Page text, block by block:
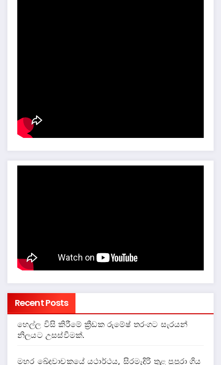
Recent Posts
හෙල්ල විසි කිරීමේ ක්‍රීඩක රුමේෂ් තරංගට සැරයන්
නිලයට උසස්වීමක්.
මහර ඛේදවාචකයේ යථාර්ථය, සිරමැදිරි තුළ පුපුරා ගිය